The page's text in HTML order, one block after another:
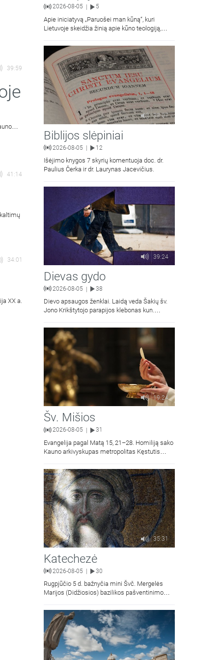
39:59
41:14
34:01
XX a.
2026-08-05 5
Apie iniciatyvą „Paruošei man kūną“, kuri
Lietuvoje skeidžia žinią apie kūno teologiją,
jaunimas.
38:07
Biblijos slėpiniai
2026-08-05 12
Išėjimo knygos 7 skyrių komentuoja doc. dr.
Paulius Čerka ir dr. Laurynas Jacevičius.
39:24
Dievas gydo
2026-08-05 | 38
Dievo apsaugos ženklai. Laidą veda Šakių šv.
Jono Krikštytojo parapijos klebonas kun.
19:24
Šv. Mišios
2026-08-05 31
Evangelija pagal Matą 15, 21–28. Homiliją sako
Kauno arkivyskupas metropolitas Kęstutis
Marijos Gimimo bazilikos.
35:31
Katechezė
2026-08-05 30
Rugpjūčio 5 d. bažnyčia mini Švč. Mergelės
Marijos (Didžiosios) bazilikos pašventinimo
Snieginės švente. Šiluvos Švč. Mergelės